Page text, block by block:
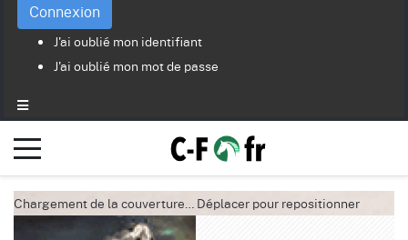
Connexion
J'ai oublié mon identifiant
J'ai oublié mon mot de passe
Chargement de la couverture… Déplacer pour repositionner